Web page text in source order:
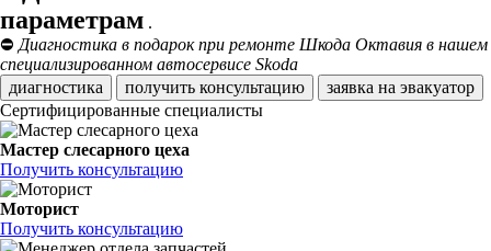
параметрам .
⛔ Диагностика в подарок при ремонте Шкода Октавия в нашем
специализированном автосервисе Skoda
диагностика
получить консультацию
заявка на эвакуатор
Сертифицированные специалисты
Мастер слесарного цеха
Получить консультацию
Моторист
Получить консультацию